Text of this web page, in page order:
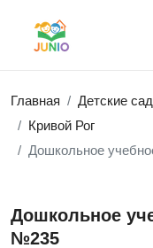
Главная Детские
Кривой Рог
Дошкольное
Дошкольное
№235